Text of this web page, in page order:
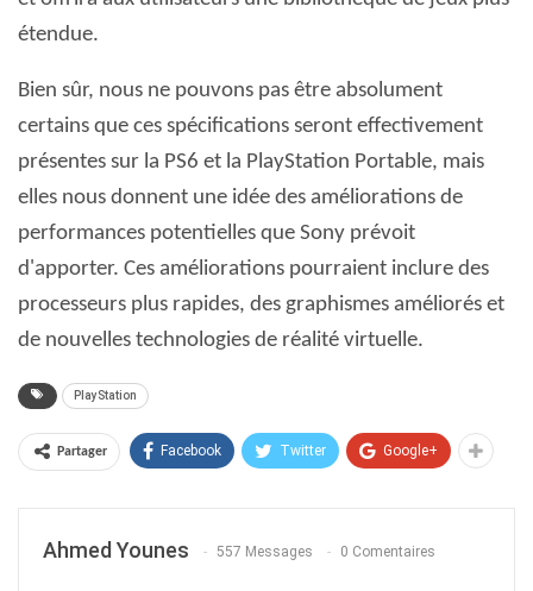
étendue.
Bien sûr, nous ne pouvons pas être absolument
certains que ces spécifications seront effectivement
présentes sur la PS6 et la PlayStation Portable, mais
elles nous donnent une idée des améliorations de
performances potentielles que Sony prévoit
d'apporter. Ces améliorations pourraient inclure des
processeurs plus rapides, des graphismes améliorés et
de nouvelles technologies de réalité virtuelle.
PlayStation
Partager Facebook Twitter Google+
Ahmed Younes 557 Messages 0 Comentaires